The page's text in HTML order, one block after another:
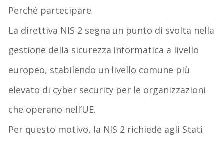
Perché partecipare
La direttiva NIS 2 segna un punto di svolta nella
gestione della sicurezza informatica a livello
europeo, stabilendo un livello comune più
elevato di cyber security per le organizzazioni
che operano nell’UE.
Per questo motivo, la NIS 2 richiede agli Stati